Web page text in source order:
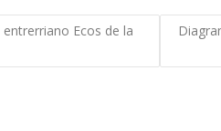
Ecos de la